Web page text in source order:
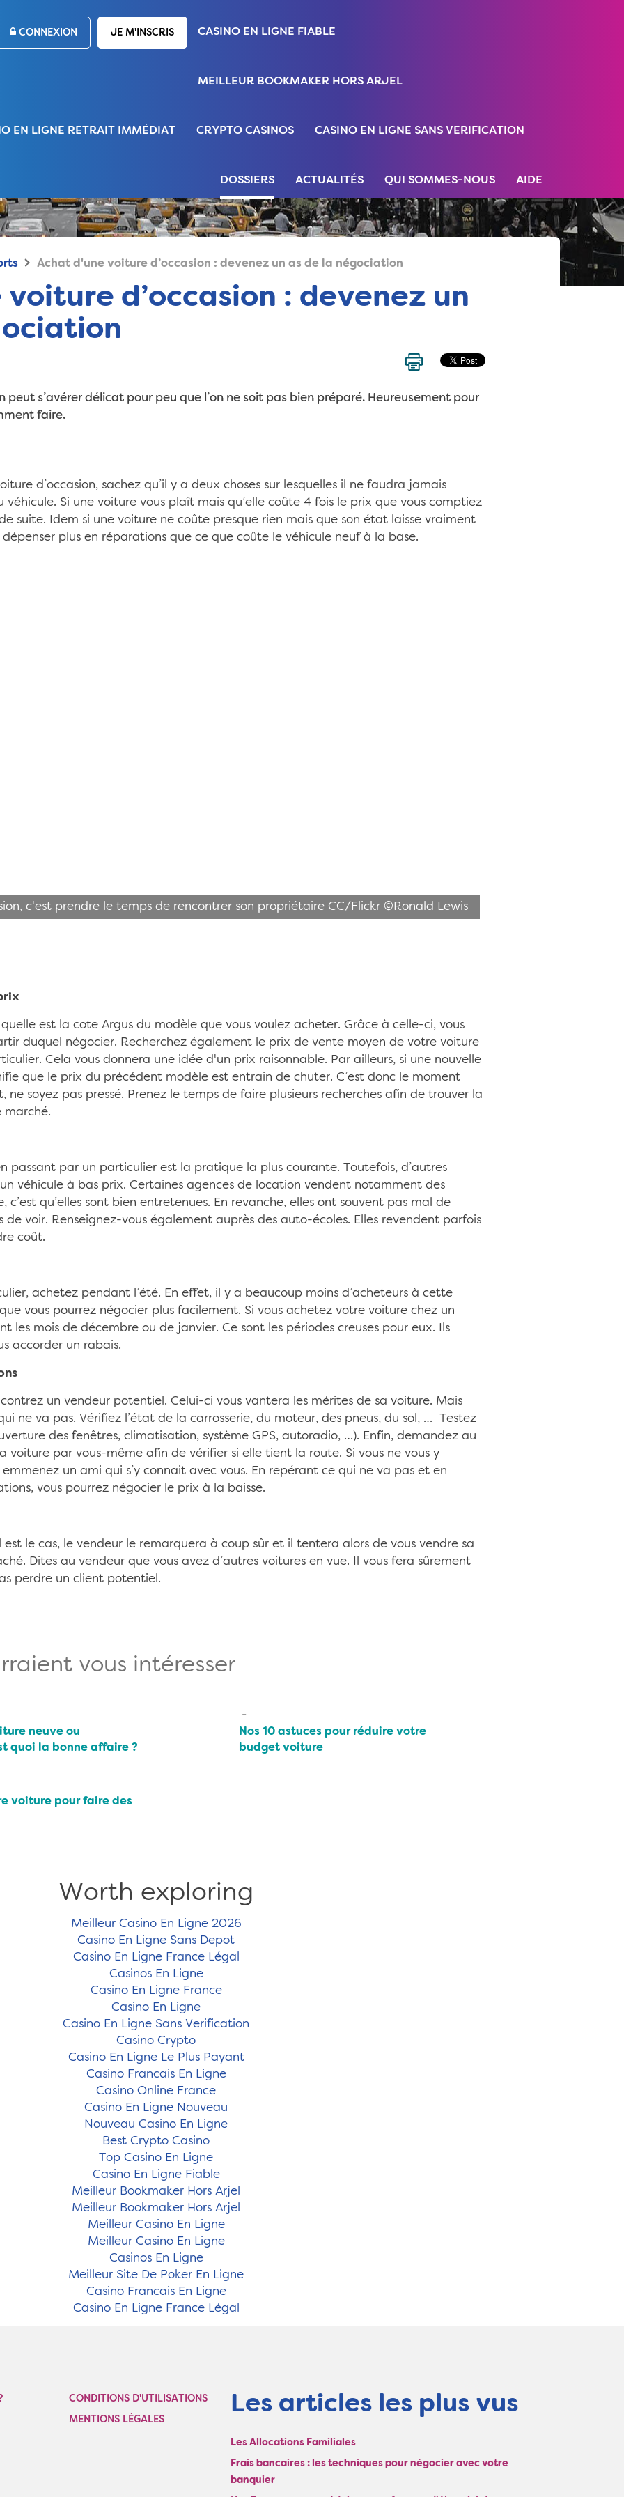
CONNEXION JE M'INSCRIS CASINO EN LIGNE FIABLE
MEILLEUR BOOKMAKER HORS ARJEL
EN LIGNE RETRAIT IMMÉDIAT CRYPTO CASINOS CASINO EN LIGNE SANS VERIFICATION
DOSSIERS ACTUALITÉS QUI SOMMES-NOUS AIDE
Achat d'une voiture d’occasion : devenez un as de la négociation
d’occasion : devenez un
peut s’avérer délicat pour peu que l’on ne soit pas bien préparé. Heureusement pour
faire.
d’occasion, sachez qu’il y a deux choses sur lesquelles il ne faudra jamais
Si une voiture vous plaît mais qu’elle coûte 4 fois le prix que vous comptiez
suite. Idem si une voiture ne coûte presque rien mais que son état laisse vraiment
dépenser plus en réparations que ce que coûte le véhicule neuf à la base.
c'est prendre le temps de rencontrer son propriétaire CC/Flickr ©Ronald Lewis
est la cote Argus du modèle que vous voulez acheter. Grâce à celle-ci, vous
duquel négocier. Recherchez également le prix de vente moyen de votre voiture
Cela vous donnera une idée d'un prix raisonnable. Par ailleurs, si une nouvelle
que le prix du précédent modèle est entrain de chuter. C’est donc le moment
soyez pas pressé. Prenez le temps de faire plusieurs recherches afin de trouver la
marché.
passant par un particulier est la pratique la plus courante. Toutefois, d’autres
véhicule à bas prix. Certaines agences de location vendent notamment des
c’est qu’elles sont bien entretenues. En revanche, elles ont souvent pas mal de
de voir. Renseignez-vous également auprès des auto-écoles. Elles revendent parfois
coût.
achetez pendant l’été. En effet, il y a beaucoup moins d’acheteurs à cette
vous pourrez négocier plus facilement. Si vous achetez votre voiture chez un
les mois de décembre ou de janvier. Ce sont les périodes creuses pour eux. Ils
accorder un rabais.
un vendeur potentiel. Celui-ci vous vantera les mérites de sa voiture. Mais
ne va pas. Vérifiez l’état de la carrosserie, du moteur, des pneus, du sol, … Testez
des fenêtres, climatisation, système GPS, autoradio, …). Enfin, demandez au
voiture par vous-même afin de vérifier si elle tient la route. Si vous ne vous y
un ami qui s’y connait avec vous. En repérant ce qui ne va pas et en
vous pourrez négocier le prix à la baisse.
est le cas, le vendeur le remarquera à coup sûr et il tentera alors de vous vendre sa
Dites au vendeur que vous avez d’autres voitures en vue. Il vous fera sûrement
perdre un client potentiel.
vous intéresser
neuve ou
quoi la bonne affaire ?
Nos 10 astuces pour réduire votre
budget voiture
voiture pour faire des
Worth exploring
Meilleur Casino En Ligne 2026
Casino En Ligne Sans Depot
Casino En Ligne France Légal
Casinos En Ligne
Casino En Ligne France
Casino En Ligne
Casino En Ligne Sans Verification
Casino Crypto
Casino En Ligne Le Plus Payant
Casino Francais En Ligne
Casino Online France
Casino En Ligne Nouveau
Nouveau Casino En Ligne
Best Crypto Casino
Top Casino En Ligne
Casino En Ligne Fiable
Meilleur Bookmaker Hors Arjel
Meilleur Bookmaker Hors Arjel
Meilleur Casino En Ligne
Meilleur Casino En Ligne
Casinos En Ligne
Meilleur Site De Poker En Ligne
Casino Francais En Ligne
Casino En Ligne France Légal
Les articles les plus vus
Les Allocations Familiales
Frais bancaires : les techniques pour négocier avec votre
banquier
CONDITIONS D'UTILISATIONS
MENTIONS LÉGALES